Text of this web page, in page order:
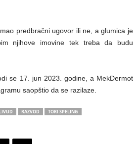
predbračni ugovor ili ne, a glumica je
njihove imovine tek treba da budu
se 17. jun 2023. godine, a MekDermot
saopštio da se razilaze.
RAZVOD TORI SPELING